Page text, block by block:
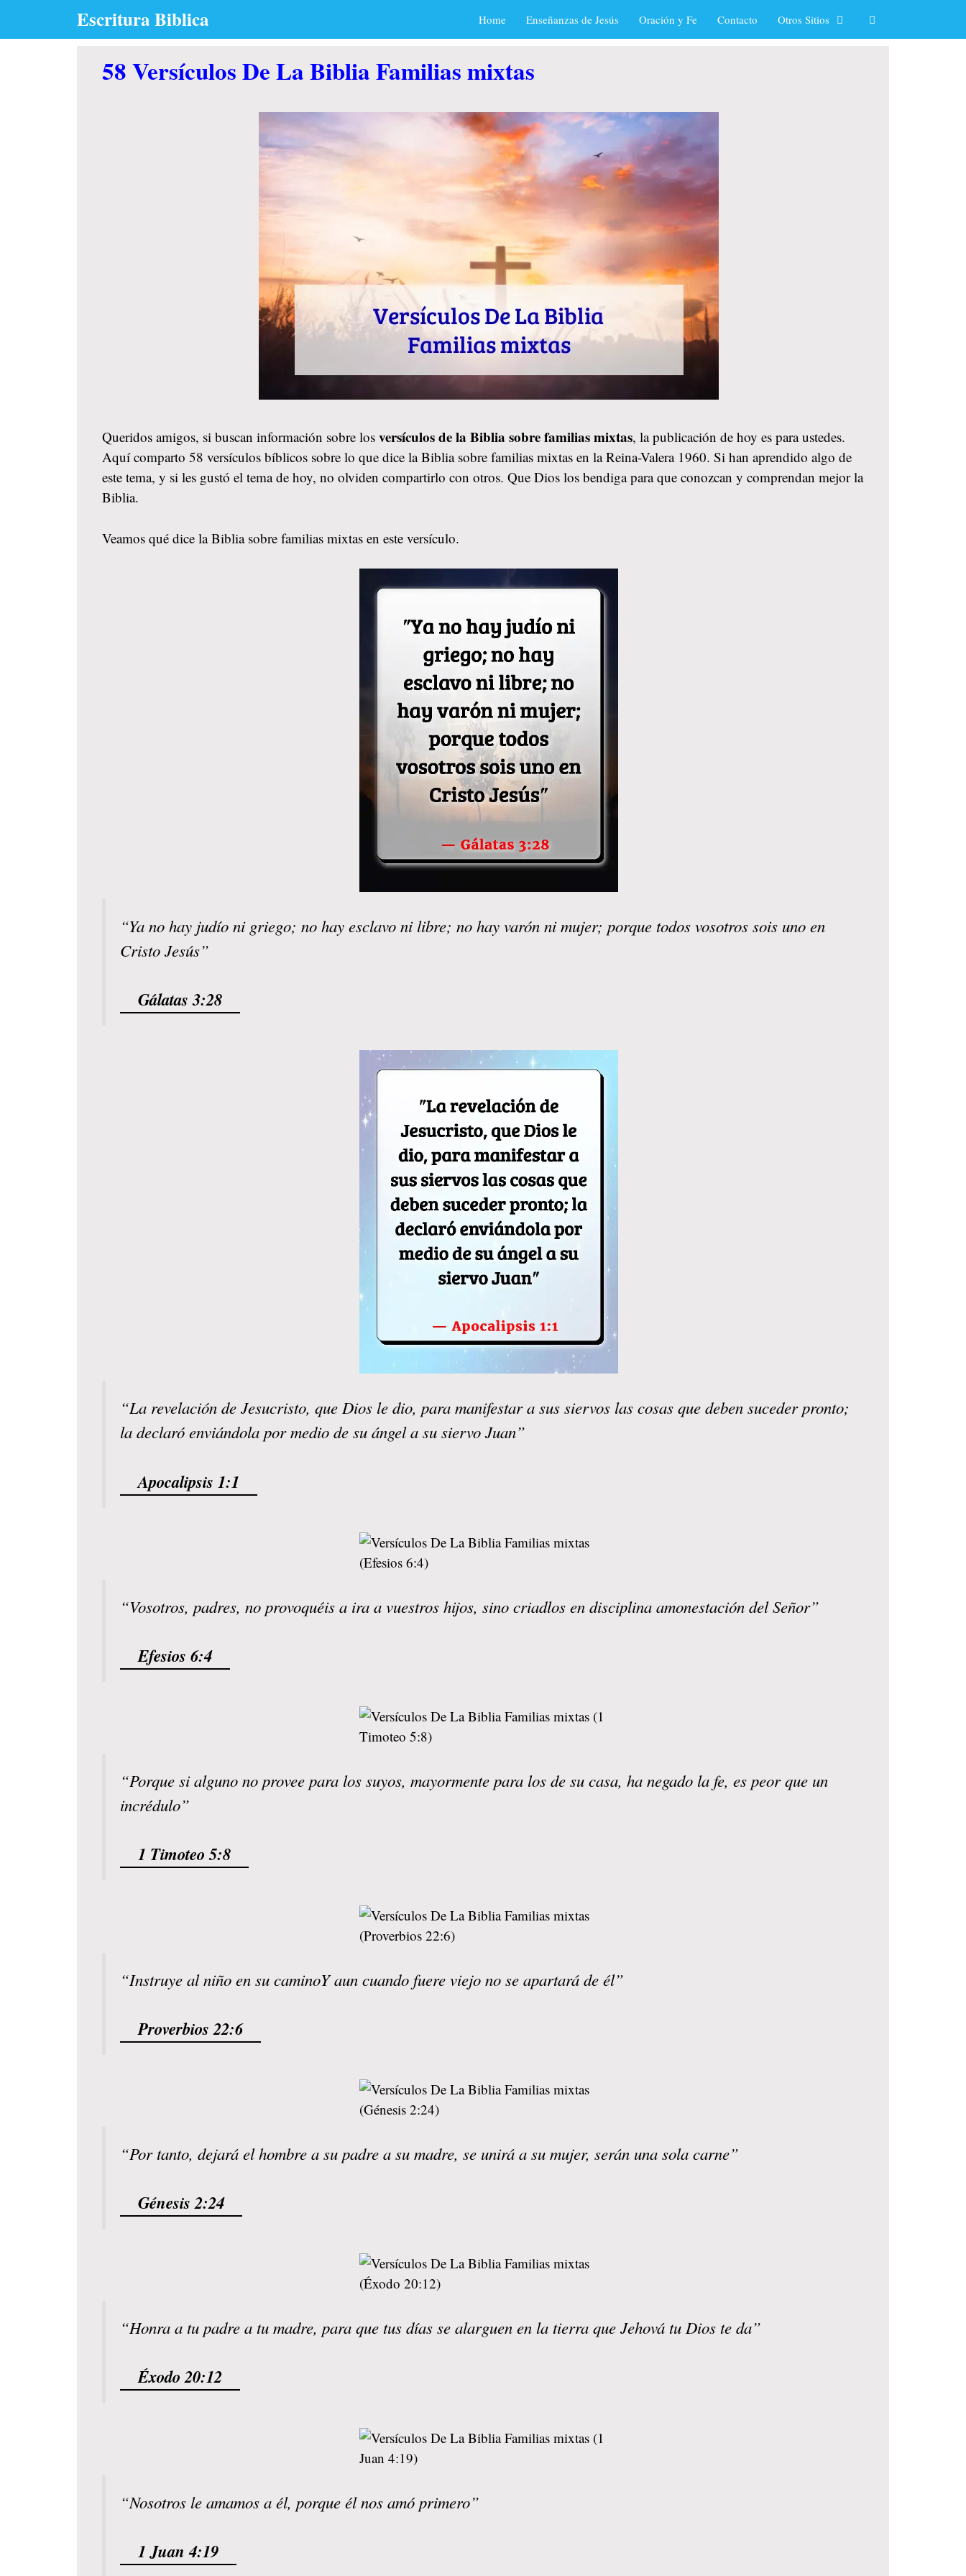
Escritura Biblica Home Enseñanzas de Jesús Oración y Fe Contacto Otros Sitios
58 Versículos De La Biblia Familias mixtas
Queridos amigos, si buscan información sobre los versículos de la Biblia sobre familias mixtas, la publicación de hoy es para ustedes.
Aquí comparto 58 versículos bíblicos sobre lo que dice la Biblia sobre familias mixtas en la Reina-Valera 1960. Si han aprendido algo de
este tema, y si les gustó el tema de hoy, no olviden compartirlo con otros. Que Dios los bendiga para que conozcan y comprendan mejor la
Biblia.
Veamos qué dice la Biblia sobre familias mixtas en este versículo.
“Ya no hay judío ni griego; no hay esclavo ni libre; no hay varón ni mujer; porque todos vosotros sois uno en
Cristo Jesús”
Gálatas 3:28
“La revelación de Jesucristo, que Dios le dio, para manifestar a sus siervos las cosas que deben suceder pronto;
la declaró enviándola por medio de su ángel a su siervo Juan”
Apocalipsis 1:1
“Vosotros, padres, no provoquéis a ira a vuestros hijos, sino criadlos en disciplina amonestación del Señor”
Efesios 6:4
“Porque si alguno no provee para los suyos, mayormente para los de su casa, ha negado la fe, es peor que un
incrédulo”
1 Timoteo 5:8
“Instruye al niño en su caminoY aun cuando fuere viejo no se apartará de él”
Proverbios 22:6
“Por tanto, dejará el hombre a su padre a su madre, se unirá a su mujer, serán una sola carne”
Génesis 2:24
“Honra a tu padre a tu madre, para que tus días se alarguen en la tierra que Jehová tu Dios te da”
Éxodo 20:12
“Nosotros le amamos a él, porque él nos amó primero”
1 Juan 4:19